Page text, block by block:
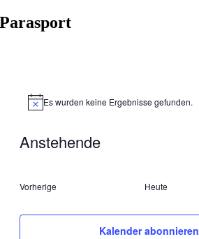
Parasport
HinweisEs wurden keine Ergebnisse gefunden.
Anstehende
VorherigeVeranstaltungen Heute
Kalender abonnieren